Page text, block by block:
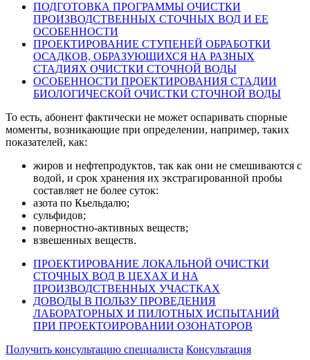
ПОДГОТОВКА ПРОГРАММЫ ОЧИСТКИ
ПРОИЗВОДСТВЕННЫХ СТОЧНЫХ ВОД И ЕЕ
ОСОБЕННОСТИ
ПРОЕКТИРОВАНИЕ СТУПЕНЕЙ ОБРАБОТКИ
ОСАДКОВ, ОБРАЗУЮЩИХСЯ НА РАЗНЫХ
СТАДИЯХ ОЧИСТКИ СТОЧНОЙ ВОДЫ
ОСОБЕННОСТИ ПРОЕКТИРОВАНИЯ СТАДИИ
БИОЛОГИЧЕСКОЙ ОЧИСТКИ СТОЧНОЙ ВОДЫ
То есть, абонент фактически не может оспаривать спорные
моменты, возникающие при определении, например, таких
показателей, как:
жиров и нефтепродуктов, так как они не смешиваются с
водой, и срок хранения их экстрагированной пробы
составляет не более суток:
азота по Кьельдалю;
сульфидов;
поверностно-активных веществ;
взвешенных веществ.
ПРОЕКТИРОВАНИЕ ЛОКАЛЬНОЙ ОЧИСТКИ
СТОЧНЫХ ВОД В ЦЕХАХ И НА
ПРОИЗВОДСТВЕННЫХ УЧАСТКАХ
ДОВОДЫ В ПОЛЬЗУ ПРОВЕДЕНИЯ
ЛАБОРАТОРНЫХ И ПИЛОТНЫХ ИСПЫТАНИЙ
ПРИ ПРОЕКТОИРОВАНИИ ОЗОНАТОРОВ
Получить консультацию специалиста Консультация